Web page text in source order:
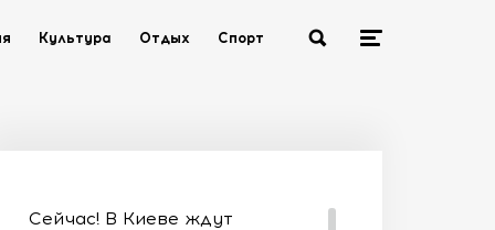
Культура Отдых Спорт
Сейчас! В Киеве ждут